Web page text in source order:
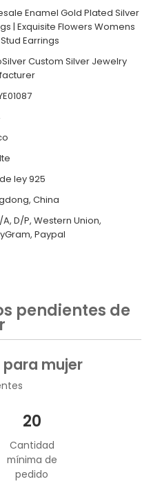
Enamel Gold Plated Silver
| Exquisite Flowers Womens
Earrings
Custom Silver Jewelry
ley 925
China
A, D/P, Western Union,
Paypal
pendientes de
mujer
20
Cantidad
mínima de
pedido